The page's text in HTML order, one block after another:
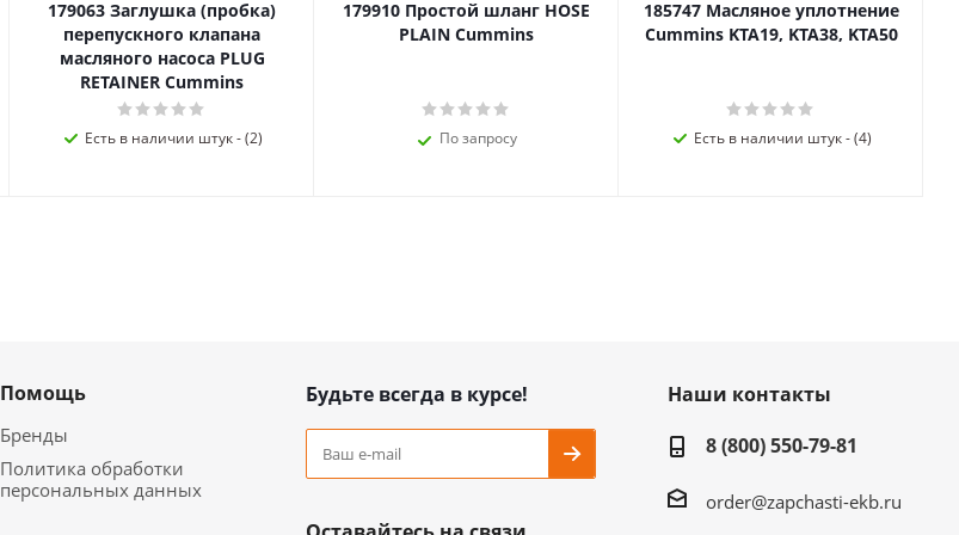
179063 Заглушка (пробка)
перепускного клапана
масляного насоса PLUG
RETAINER Cummins
Есть в наличии штук - (2)
179910 Простой шланг HOSE
PLAIN Cummins
По запросу
185747 Масляное уплотнение
Cummins KTA19, KTA38, KTA50
Есть в наличии штук - (4)
Помощь
Бренды
Политика обработки
персональных данных
Будьте всегда в курсе!
Наши контакты
8 (800) 550-79-81
order@zapchasti-ekb.ru